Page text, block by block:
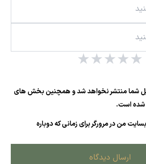
★
★
★
★
★
شما منتشر نخواهد شد و همچنین بخش های
شده است.
من در مرورگر برای زمانی که دوباره
ارسال دیدگاه